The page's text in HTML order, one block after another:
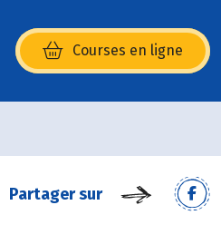
Courses en ligne
(s’ouvre dans une nouvelle
Partager sur